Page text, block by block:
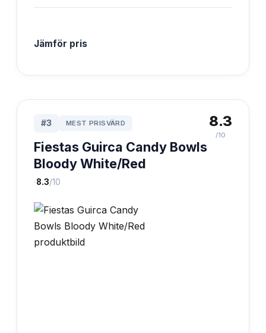
Jämför pris
#3 MEST PRISVÄRD
Fiestas Guirca Candy Bowls
Bloody White/Red
·8.3/10
8.3
/10